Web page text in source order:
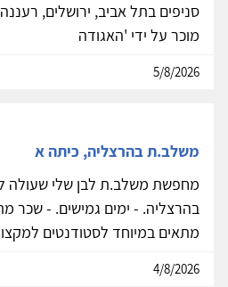
סניפים בתל אביב, ירושלים,
מוכר על ידי 'האגודה
5/8/2026
משלב.ת בהרצליה, כיתה א
מחפשת משלב.ת לבן שלי שעולה
בהרצליה. - ימים גמישים. - שכר
מתאים במיוחד לסטודנטים
4/8/2026